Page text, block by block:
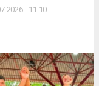
- 11:10